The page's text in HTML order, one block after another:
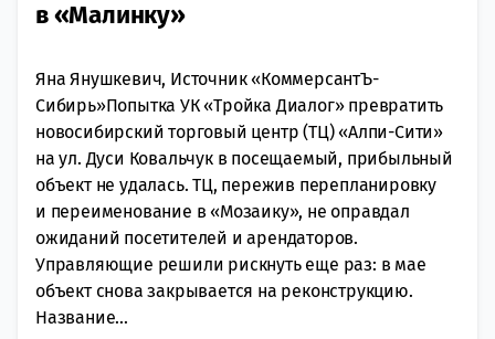
в «Малинку»
Яна Янушкевич, Источник «КоммерсантЪ-
Сибирь»Попытка УК «Тройка Диалог» превратить
новосибирский торговый центр (ТЦ) «Алпи-Сити»
на ул. Дуси Ковальчук в посещаемый, прибыльный
объект не удалась. ТЦ, пережив перепланировку
и переименование в «Мозаику», не оправдал
ожиданий посетителей и арендаторов.
Управляющие решили рискнуть еще раз: в мае
объект снова закрывается на реконструкцию.
Название...